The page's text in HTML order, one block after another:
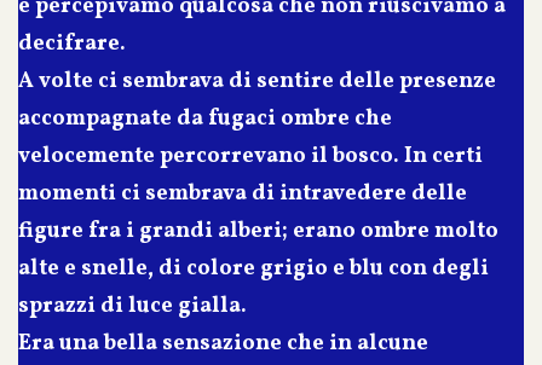
e percepivamo qualcosa che non riuscivamo a
decifrare.
A volte ci sembrava di sentire delle presenze
accompagnate da fugaci ombre che
velocemente percorrevano il bosco. In certi
momenti ci sembrava di intravedere delle
figure fra i grandi alberi; erano ombre molto
alte e snelle, di colore grigio e blu con degli
sprazzi di luce gialla.
Era una bella sensazione che in alcune